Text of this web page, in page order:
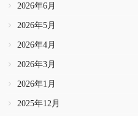
2026年6月
2026年5月
2026年4月
2026年3月
2026年1月
2025年12月